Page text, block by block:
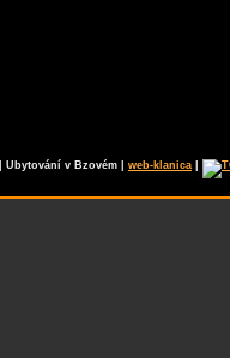
| Ubytování v Bzovém | web-klanica